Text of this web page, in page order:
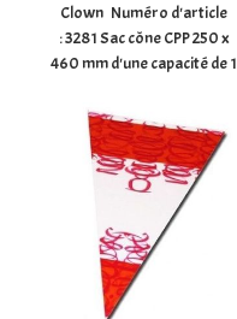
Clown Numéro d'article
: 3281 Sac cône CPP 250 x
460 mm d'une capacité de 1
sont imprimés d'un clown ...